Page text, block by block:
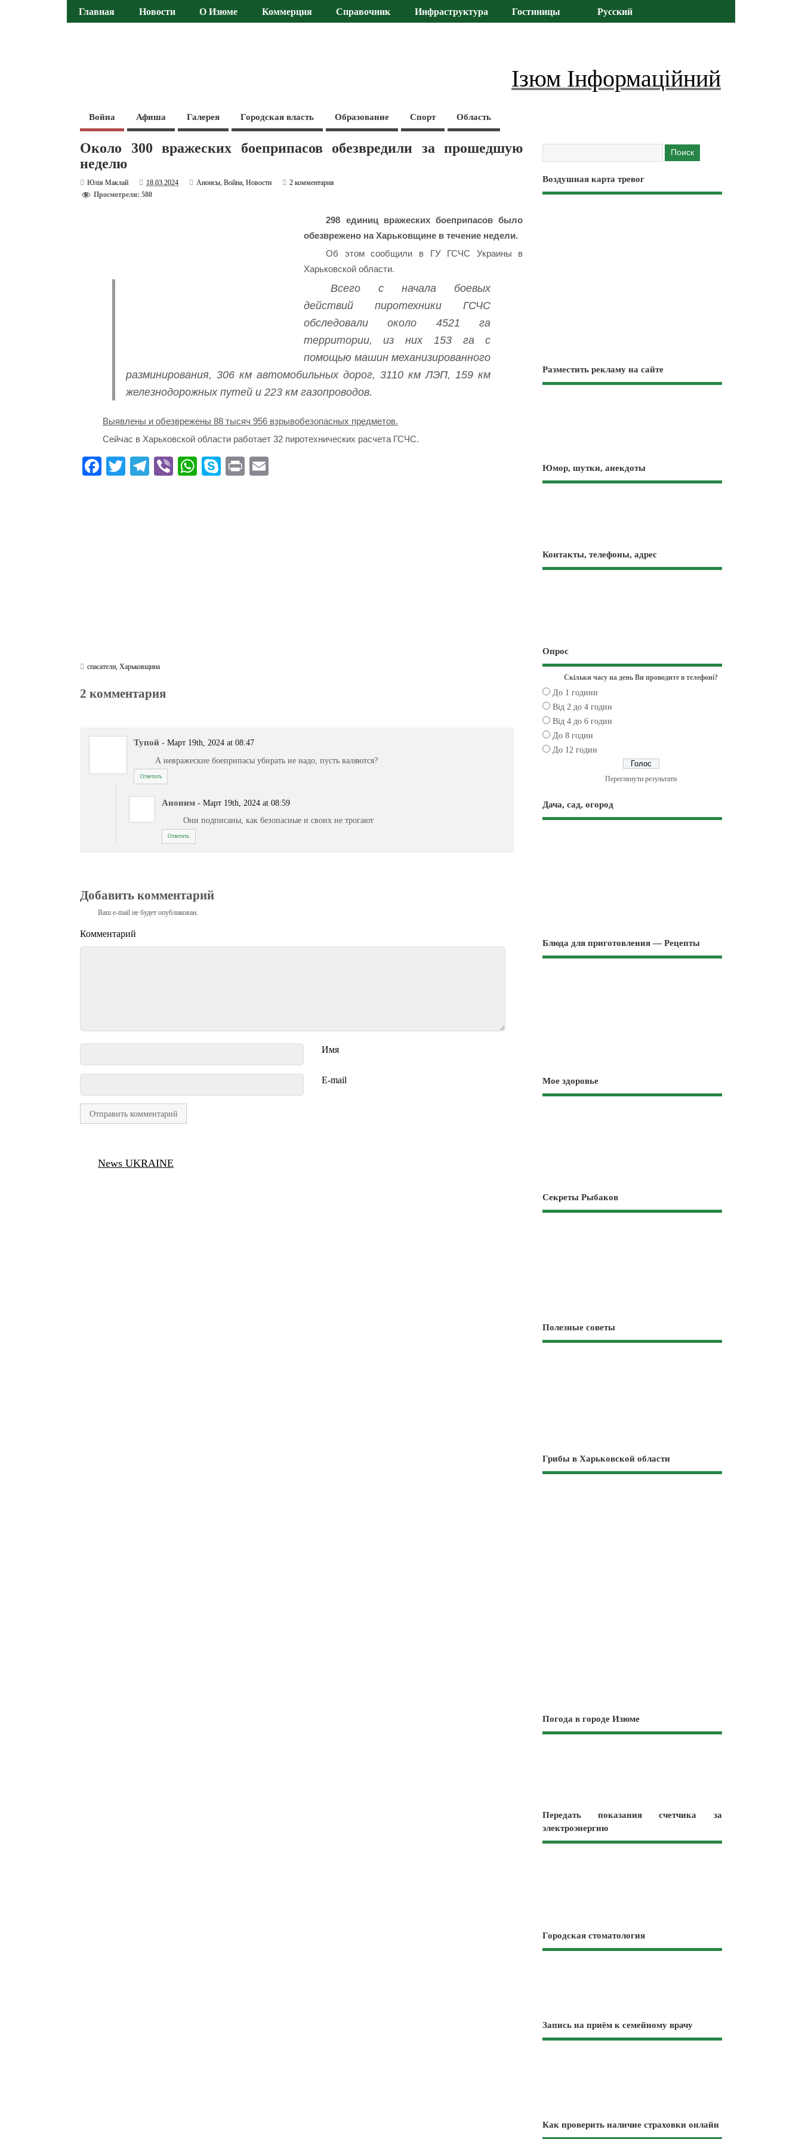
Главная Новости О Изюме Коммерция Справочник Инфраструктура Гостиницы Русский
Ізюм Інформаційний
Война Афиша Галерея Городская власть Образование Спорт Область
Около 300 вражеских боеприпасов обезвредили за прошедшую
неделю
Юлія Маклай 18.03.2024 Анонсы,Война,Новости
2 комментария
Просмотрели: 580
298 единиц вражеских боеприпасов было
обезврежено на Харьковщине в течение недели.
Об этом сообщили в ГУ ГСЧС Украины в
Харьковской области.
Всего с начала боевых
действий пиротехники ГСЧС
обследовали около 4521 га
территории, из них 153 га с
помощью машин механизированного
разминирования, 306 км автомобильных дорог, 3110 км ЛЭП, 159 км
железнодорожных путей и 223 км газопроводов.
Выявлены и обезврежены 88 тысяч 956 взрывобезопасных предметов.
Сейчас в Харьковской области работает 32 пиротехнических расчета ГСЧС.
Fa T
Te Vi
W
S
Pr
спасатели,Харьковщина
2 комментария
Тупой - Март 19th, 2024 at 08:47
А невражеские боеприпасы убирать не надо, пусть валяются?
Ответить
Аноним - Март 19th, 2024 at 08:59
Они подписаны, как безопасные и своих не трогают
Ответить
Добавить комментарий
Ваш e-mail не будет опубликован.
Комментарий
Имя
E-mail
News UKRAINE
Воздушная карта тревог
Разместить рекламу на сайте
Юмор, шутки, анекдоты
Контакты, телефоны, адрес
Опрос
Скільки часу на день Ви проводите в телефоні?
До 1 години
Від 2 до 4 годин
Від 4 до 6 годин
До 8 годин
До 12 годин
Переглянути результати
Дача, сад, огород
Блюда для приготовления — Рецепты
Мое здоровье
Секреты Рыбаков
Полезные советы
Грибы в Харьковской области
Погода в городе Изюме
Передать показания счетчика за
электроэнергию
Городская стоматология
Запись на приём к семейному врачу
Как проверить наличие страховки онлайн